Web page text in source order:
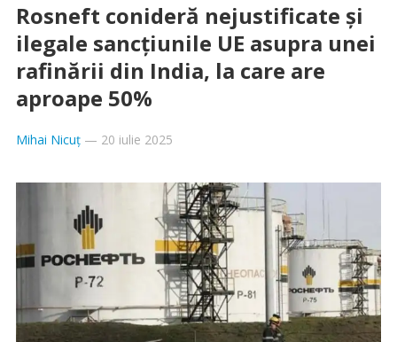
Rosneft conideră nejustificate și
ilegale sancțiunile UE asupra unei
rafinării din India, la care are
aproape 50%
Mihai Nicuț— 20 iulie 2025